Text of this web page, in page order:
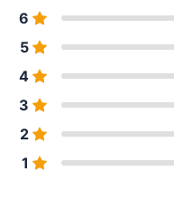
6
5
4
3
2
1